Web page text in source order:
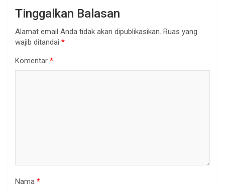
Tinggalkan Balasan
Alamat email Anda tidak akan dipublikasikan. Ruas yang
wajib ditandai *
Komentar *
Nama *